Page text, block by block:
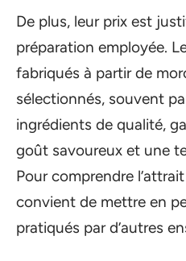
De plus, leur prix est
préparation employée.
fabriqués à partir de
sélectionnés, souvent
ingrédients de qualité,
goût savoureux et une
Pour comprendre
convient de mettre en
pratiqués par d’autres